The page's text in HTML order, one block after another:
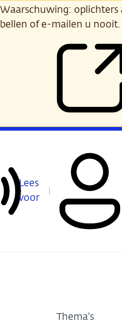
Waarschuwing: oplichters
bellen of e-mailen u
Lees
voor
Thema's